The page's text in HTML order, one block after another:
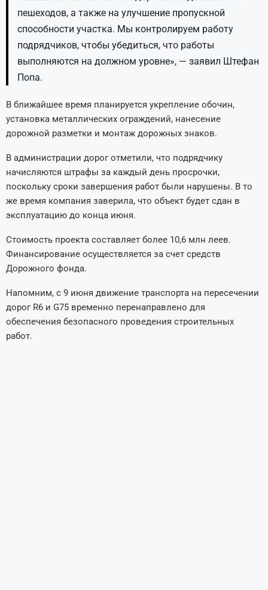
пешеходов, а также на улучшение пропускной
способности участка. Мы контролируем работу
подрядчиков, чтобы убедиться, что работы
выполняются на должном уровне», — заявил Штефан
Попа.
В ближайшее время планируется укрепление обочин,
установка металлических ограждений, нанесение
дорожной разметки и монтаж дорожных знаков.
В администрации дорог отметили, что подрядчику
начисляются штрафы за каждый день просрочки,
поскольку сроки завершения работ были нарушены. В то
же время компания заверила, что объект будет сдан в
эксплуатацию до конца июня.
Стоимость проекта составляет более 10,6 млн леев.
Финансирование осуществляется за счет средств
Дорожного фонда.
Напомним, с 9 июня движение транспорта на пересечении
дорог R6 и G75 временно перенаправлено для
обеспечения безопасного проведения строительных
работ.